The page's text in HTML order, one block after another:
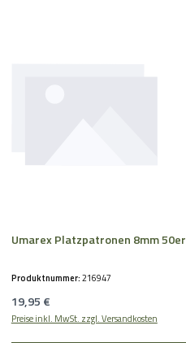
Umarex Platzpatronen 8mm 50er
Produktnummer:216947
Regulärer Preis:
19,95 €
Preise inkl. MwSt. zzgl. Versandkosten